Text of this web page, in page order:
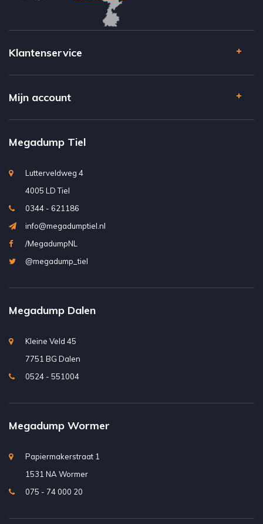
Klantenservice
Mijn account
Megadump Tiel
Lutterveldweg 4
4005 LD Tiel
0344 - 621186
info@megadumptiel.nl
/MegadumpNL
@megadump_tiel
Megadump Dalen
Kleine Veld 45
7751 BG Dalen
0524 - 551004
Megadump Wormer
Papiermakerstraat 1
1531 NA Wormer
075 - 74 000 20